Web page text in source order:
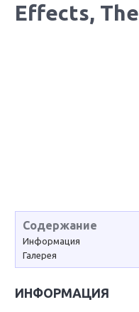
Effects, The
Содержание
Информация
Галерея
ИНФОРМАЦИЯ